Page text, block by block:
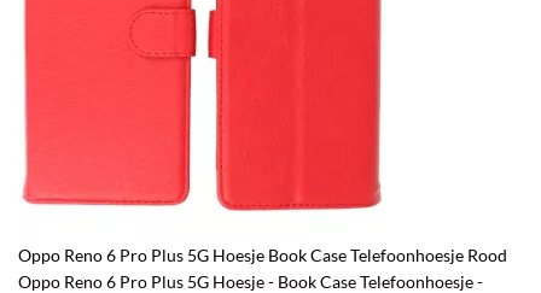
Oppo Reno 6 Pro Plus 5G Hoesje Book Case Telefoonhoesje Rood
Oppo Reno 6 Pro Plus 5G Hoesje - Book Case Telefoonhoesje -